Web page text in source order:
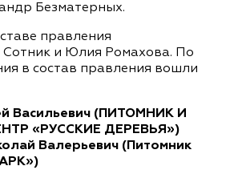
Безматерных.
правления
и Юлия Ромахова. По
в состав правления вошли
Васильевич (ПИТОМНИК И
«РУССКИЕ ДЕРЕВЬЯ»)
Валерьевич (Питомник